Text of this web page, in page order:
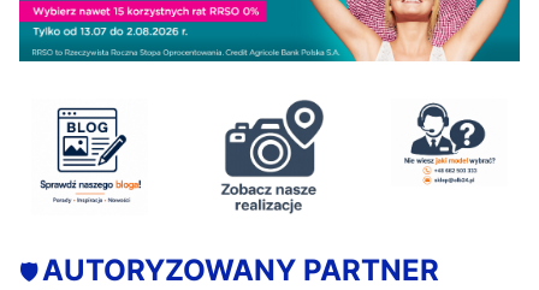
🛡️AUTORYZOWANY PARTNER